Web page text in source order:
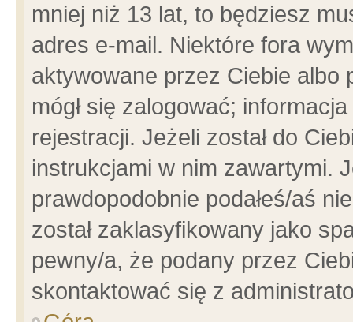
mniej niż 13 lat, to będziesz
adres e-mail. Niektóre fora
aktywowane przez Ciebie albo
mógł się zalogować;
rejestracji. Jeżeli został do
instrukcjami w nim zawartymi.
prawdopodobnie podałeś/aś
został zaklasyfikowany jako
pewny/a, że podany przez
skontaktować się z